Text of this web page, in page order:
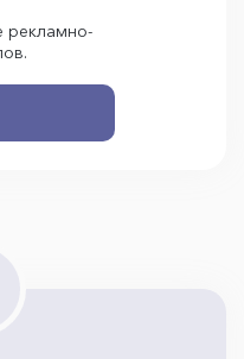
рекламно-